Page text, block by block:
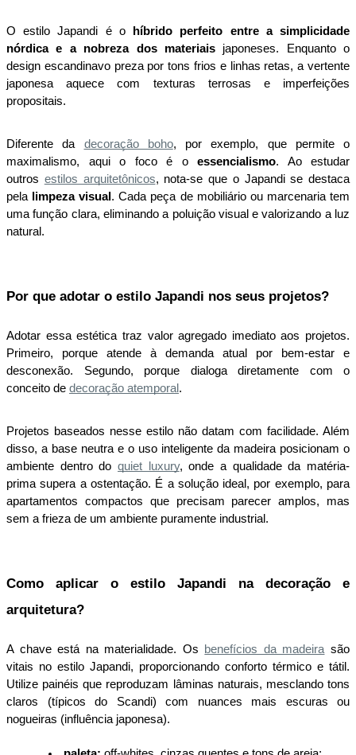
O estilo Japandi é o
híbrido perfeito entre a simplicidade
nórdica e a nobreza dos materiais japoneses. Enquanto o
design escandinavo preza por tons frios e linhas retas, a vertente
japonesa aquece com texturas terrosas e imperfeições
propositais.
Diferente da decoração boho, por exemplo, que permite o
maximalismo, aqui o foco é o essencialismo. Ao estudar
outros estilos arquitetônicos, nota-se que o Japandi se destaca
pela
limpeza visual . Cada peça de mobiliário ou marcenaria tem
uma função clara, eliminando a poluição visual e valorizando a luz
natural.
Por que adotar o estilo Japandi nos seus projetos?
Adotar essa estética traz valor agregado imediato aos projetos.
Primeiro, porque atende à demanda atual por bem-estar e
desconexão. Segundo, porque dialoga diretamente com o
conceito de decoração atemporal .
Projetos baseados nesse estilo não datam com facilidade. Além
disso, a base neutra e o uso inteligente da madeira posicionam o
ambiente dentro do quiet luxury, onde a qualidade da matéria-
prima supera a ostentação. É a solução ideal, por exemplo, para
apartamentos compactos que precisam parecer amplos, mas
sem a frieza de um ambiente puramente industrial.
Como aplicar o estilo Japandi na decoração e
arquitetura?
A chave está na materialidade. Os benefícios da madeira são
vitais no estilo Japandi, proporcionando conforto térmico e tátil.
Utilize painéis que reproduzam lâminas naturais, mesclando tons
claros (típicos do Scandi) com nuances mais escuras ou
nogueiras (influência japonesa).